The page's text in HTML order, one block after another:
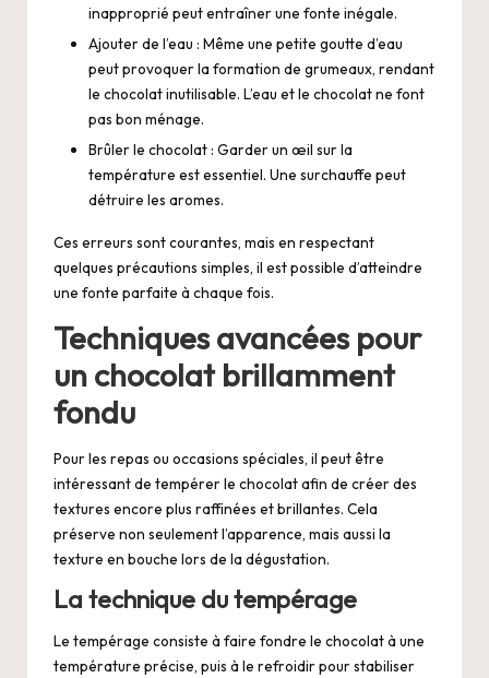
inapproprié peut entraîner une fonte inégale.
Ajouter de l’eau : Même une petite goutte d’eau
peut provoquer la formation de grumeaux, rendant
le chocolat inutilisable. L’eau et le chocolat ne font
pas bon ménage.
Brûler le chocolat : Garder un œil sur la
température est essentiel. Une surchauffe peut
détruire les aromes.
Ces erreurs sont courantes, mais en respectant
quelques précautions simples, il est possible d’atteindre
une fonte parfaite à chaque fois.
Techniques avancées pour
un chocolat brillamment
fondu
Pour les repas ou occasions spéciales, il peut être
intéressant de tempérer le chocolat afin de créer des
textures encore plus raffinées et brillantes. Cela
préserve non seulement l’apparence, mais aussi la
texture en bouche lors de la dégustation.
La technique du tempérage
Le tempérage consiste à faire fondre le chocolat à une
température précise, puis à le refroidir pour stabiliser